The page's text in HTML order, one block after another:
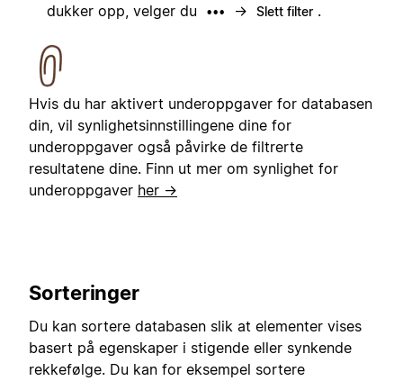
dukker opp, velger du
••• → Slett filter .
Hvis du har aktivert underoppgaver for databasen
din, vil synlighetsinnstillingene dine for
underoppgaver også påvirke de filtrerte
resultatene dine. Finn ut mer om synlighet for
underoppgaver her →
Sorteringer
Du kan sortere databasen slik at elementer vises
basert på egenskaper i stigende eller synkende
rekkefølge. Du kan for eksempel sortere